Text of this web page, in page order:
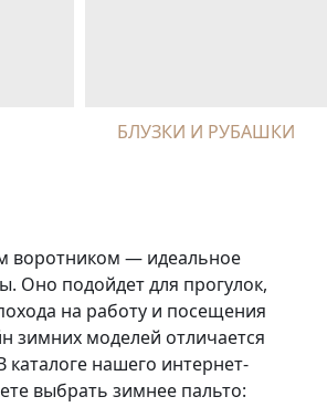
БЛУЗКИ И РУБАШКИ
воротником — идеальное
Оно подойдет для прогулок,
на работу и посещения
зимних моделей отличается
каталоге нашего интернет-
выбрать зимнее пальто: